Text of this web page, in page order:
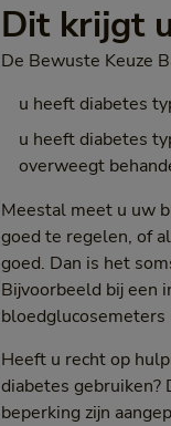
Dit krijgt
De Bewuste Keuze
u heeft diabetes
u heeft diabetes
overweegt
Meestal meet u uw
goed te regelen, of
goed. Dan is het
Bijvoorbeeld bij een
bloedglucosemeters
Heeft u recht op
diabetes gebruiken?
beperking zijn